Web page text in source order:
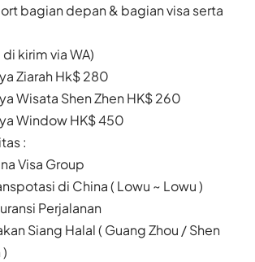
bagian depan & bagian visa serta
di kirim via WA)
Ziarah Hk$ 280
Wisata Shen Zhen HK$ 260
Window HK$ 450
:
Visa Group
di China ( Lowu ~ Lowu )
Perjalanan
Siang Halal ( Guang Zhou / Shen